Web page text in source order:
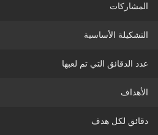
المشاركات
التشكيلة الأساسية
عدد الدقائق التي تم لعبها
الأهداف
دقائق لكل هدف